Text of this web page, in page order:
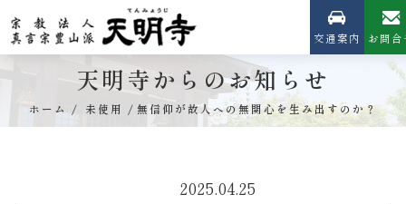
交通案内 お問合
天明寺からのお知らせ
ホーム 未使用 無信仰が故人への無関心を生み出すのか？
2025.04.25